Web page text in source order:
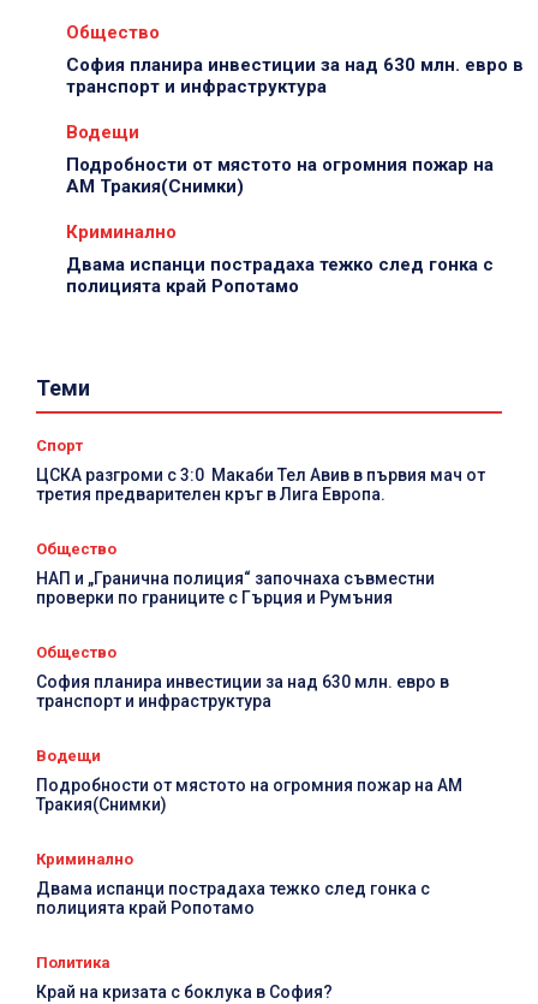
Общество
София планира инвестиции за над 630 млн. евро в
транспорт и инфраструктура
Водещи
Подробности от мястото на огромния пожар на
АМ Тракия(Снимки)
Криминално
Двама испанци пострадаха тежко след гонка с
полицията край Ропотамо
Теми
Спорт
ЦСКА разгроми с 3:0 Макаби Тел Авив в първия мач от
третия предварителен кръг в Лига Европа.
Общество
НАП и „Гранична полиция“ започнаха съвместни
проверки по границите с Гърция и Румъния
Общество
София планира инвестиции за над 630 млн. евро в
транспорт и инфраструктура
Водещи
Подробности от мястото на огромния пожар на АМ
Тракия(Снимки)
Криминално
Двама испанци пострадаха тежко след гонка с
полицията край Ропотамо
Политика
Край на кризата с боклука в София?